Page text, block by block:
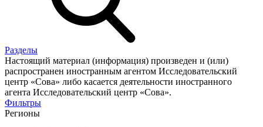
Разделы
Настоящий материал (информация) произведен и (или)
распространен иностранным агентом Исследовательский
центр «Сова» либо касается деятельности иностранного
агента Исследовательский центр «Сова».
Фильтры
Регионы